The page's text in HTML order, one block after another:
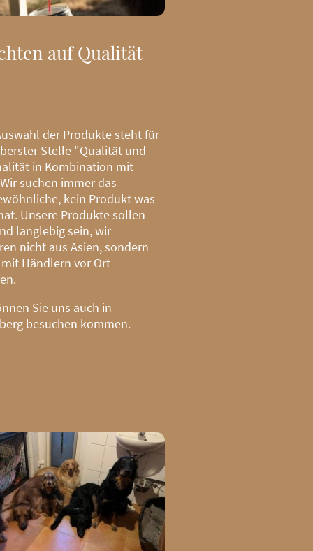
auf Qualität
der Produkte steht für
Stelle "Qualität und
in Kombination mit
suchen immer das
kein Produkt was
Unsere Produkte sollen
langlebig sein, wir
nicht aus Asien, sondern
Händlern vor Ort
Sie uns auch in
besuchen kommen.